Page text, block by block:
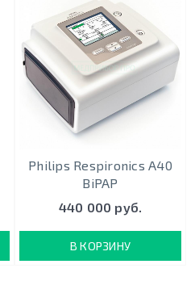
Philips Respironics A40
BiPAP
440 000 руб.
В КОРЗИНУ